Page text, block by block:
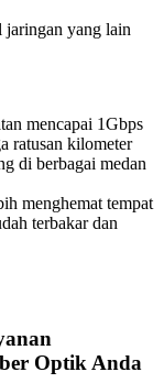
jaringan yang lain
mencapai 1Gbps
ratusan kilometer
di berbagai medan
menghemat tempat
terbakar dan
Optik Anda